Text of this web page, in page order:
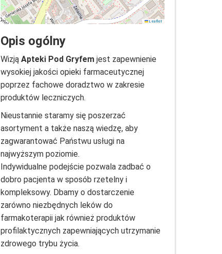
Leaflet
Opis ogólny
Wizją Apteki Pod Gryfem jest zapewnienie
wysokiej jakości opieki farmaceutycznej
poprzez fachowe doradztwo w zakresie
produktów leczniczych.
Nieustannie staramy się poszerzać
asortyment a także naszą wiedzę, aby
zagwarantować Państwu usługi na
najwyższym poziomie.
Indywidualne podejście pozwala zadbać o
dobro pacjenta w sposób rzetelny i
kompleksowy. Dbamy o dostarczenie
zarówno niezbędnych leków do
farmakoterapii jak również produktów
profilaktycznych zapewniających utrzymanie
zdrowego trybu życia.